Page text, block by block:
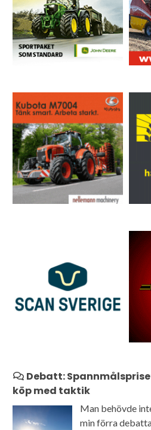
Debatt:
köp med taktik
Man behövde
min förra